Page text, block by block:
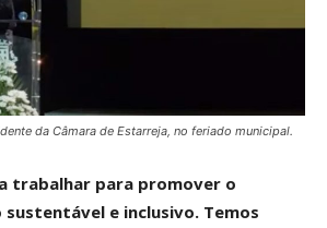
da Câmara de Estarreja, no feriado municipal.
trabalhar para promover o
e inclusivo. Temos